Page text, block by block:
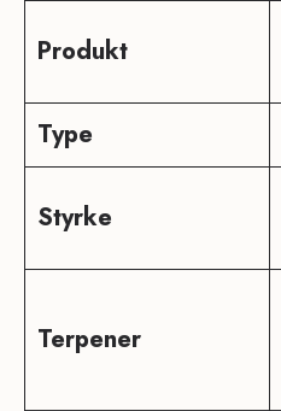
Produkt
Type
Styrke
Terpener